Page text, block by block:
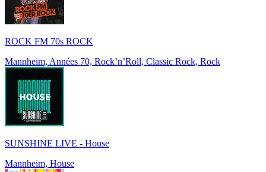
ROCK FM 70s ROCK
Mannheim, Années 70, Rock’n’Roll, Classic Rock, Rock
SUNSHINE LIVE - House
Mannheim, House